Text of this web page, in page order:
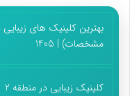
مشخصات) | 1405
کلینیک زیبایی در منطقه 2